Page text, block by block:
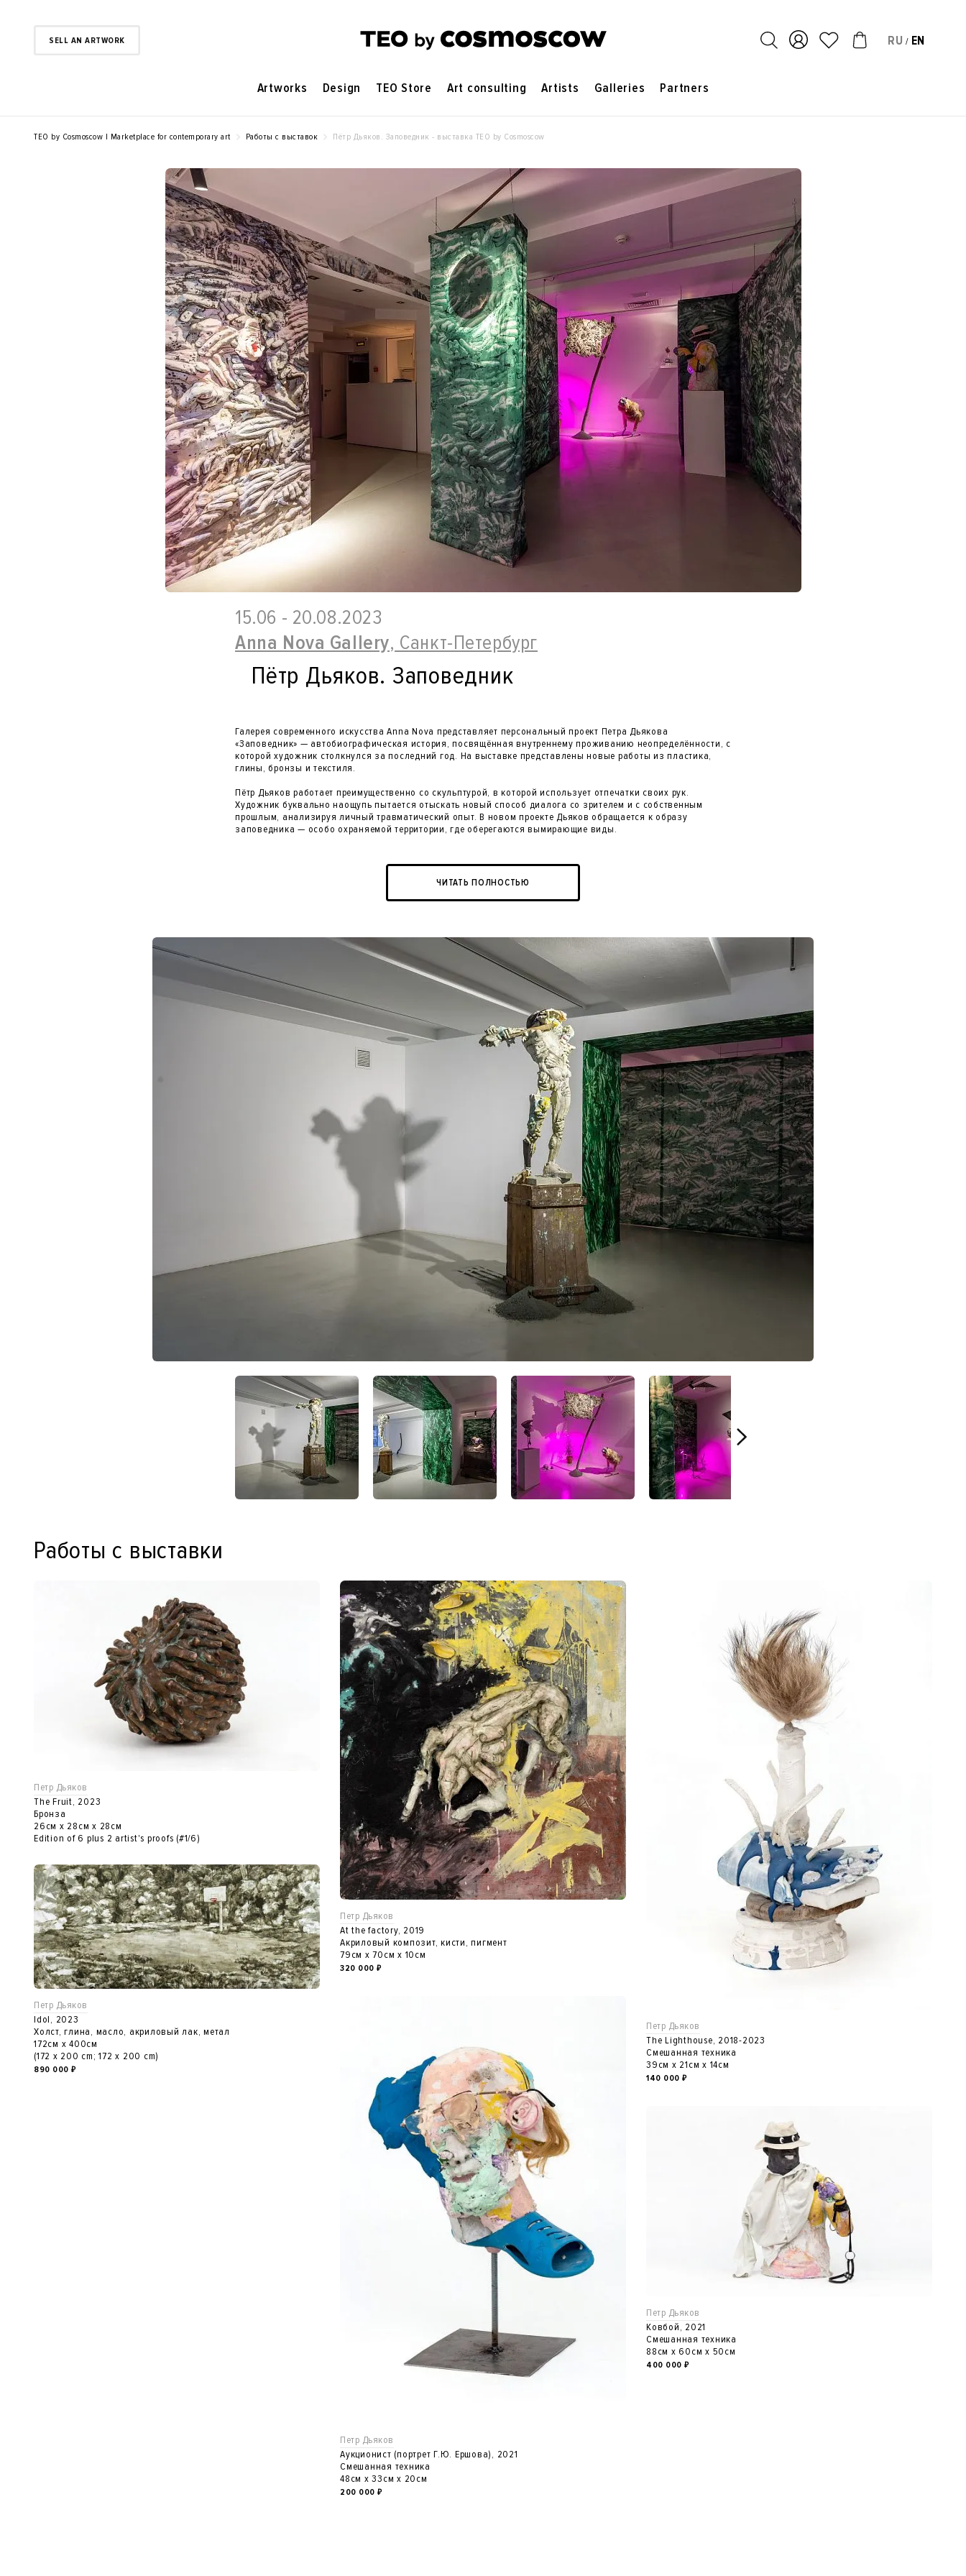
SELL AN ARTWORK RU / EN
Artworks Design TEO Store Art consulting Artists Galleries Partners
TEO by Cosmoscow | Marketplace for contemporary art Работы с выставок Пëтр Дьяков. Заповедник - выставка ТЕO by Cosmoscow
15.06 - 20.08.2023
Anna Nova Gallery, Санкт-Петербург
Пëтр Дьяков. Заповедник
Галерея современного искусства Anna Nova представляет персональный проект Петра Дьякова
«Заповедник» — автобиографическая история, посвящённая внутреннему проживанию неопределённости, с
которой художник столкнулся за последний год. На выставке представлены новые работы из пластика,
глины, бронзы и текстиля.
Пётр Дьяков работает преимущественно со скульптурой, в которой использует отпечатки своих рук.
Художник буквально наощупь пытается отыскать новый способ диалога со зрителем и с собственным
прошлым, анализируя личный травматический опыт. В новом проекте Дьяков обращается к образу
заповедника — особо охраняемой территории, где оберегаются вымирающие виды.
ЧИТАТЬ ПОЛНОСТЬЮ
Работы с выставки
Петр Дьяков
The Fruit, 2023
Бронза
26см x 28см x 28см
Edition of 6 plus 2 artist's proofs (#1/6)
Петр Дьяков
Idol, 2023
Холст, глина, масло, акриловый лак, метал
172см x 400см
(172 x 200 cm; 172 x 200 cm)
890 000 ₽
Петр Дьяков
At the factory, 2019
Акриловый композит, кисти, пигмент
79см x 70см x 10см
320 000 ₽
Петр Дьяков
Аукционист (портрет Г.Ю. Ершова), 2021
Смешанная техника
48см x 33см x 20см
200 000 ₽
Петр Дьяков
The Lighthouse, 2018-2023
Смешанная техника
39см x 21см x 14см
140 000 ₽
Петр Дьяков
Ковбой, 2021
Смешанная техника
88см x 60см x 50см
400 000 ₽